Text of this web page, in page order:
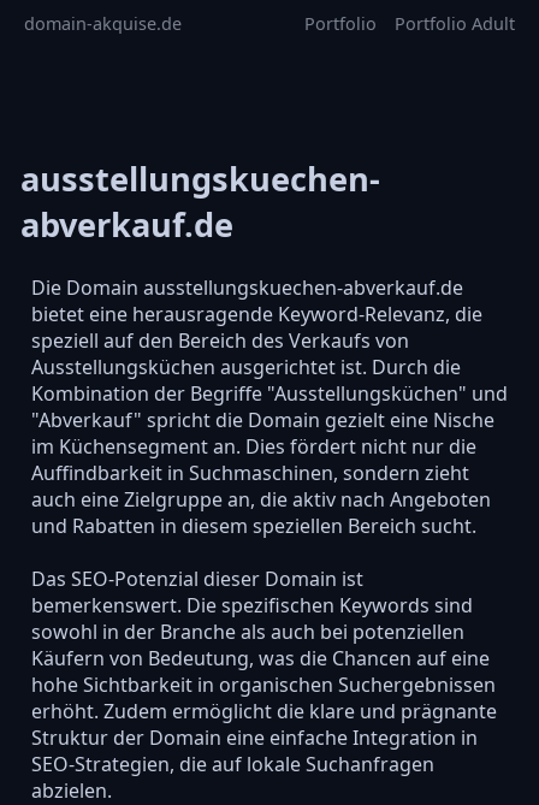
domain-akquise.de Portfolio Portfolio Adult
ausstellungskuechen-
abverkauf.de
Die Domain ausstellungskuechen-abverkauf.de
bietet eine herausragende Keyword-Relevanz, die
speziell auf den Bereich des Verkaufs von
Ausstellungsküchen ausgerichtet ist. Durch die
Kombination der Begriffe "Ausstellungsküchen" und
"Abverkauf" spricht die Domain gezielt eine Nische
im Küchensegment an. Dies fördert nicht nur die
Auffindbarkeit in Suchmaschinen, sondern zieht
auch eine Zielgruppe an, die aktiv nach Angeboten
und Rabatten in diesem speziellen Bereich sucht.
Das SEO-Potenzial dieser Domain ist
bemerkenswert. Die spezifischen Keywords sind
sowohl in der Branche als auch bei potenziellen
Käufern von Bedeutung, was die Chancen auf eine
hohe Sichtbarkeit in organischen Suchergebnissen
erhöht. Zudem ermöglicht die klare und prägnante
Struktur der Domain eine einfache Integration in
SEO-Strategien, die auf lokale Suchanfragen
abzielen.